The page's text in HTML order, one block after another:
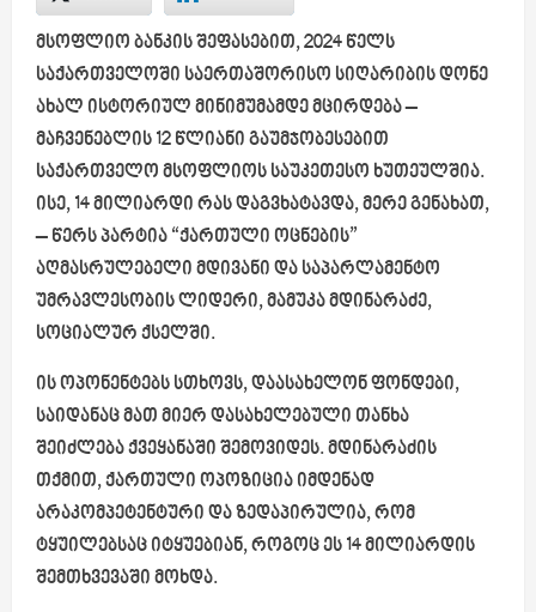
მსოფლიო ბანკის შეფასებით, 2024 წელს
საქართველოში საერთაშორისო სიღარიბის დონე
ახალ ისტორიულ მინიმუმამდე მცირდება –
მაჩვენებლის 12 წლიანი გაუმჯობესებით
საქართველო მსოფლიოს საუკეთესო ხუთეულშია.
ისე, 14 მილიარდი რას დაგვხატავდა, მერე გენახათ,
– წერს პარტია “ქართული ოცნების”
აღმასრულებელი მდივანი და საპარლამენტო
უმრავლესობის ლიდერი, მამუკა მდინარაძე,
სოციალურ ქსელში.
ის ოპონენტებს სთხოვს, დაასახელონ ფონდები,
საიდანაც მათ მიერ დასახელებული თანხა
შეიძლება ქვეყანაში შემოვიდეს. მდინარაძის
თქმით, ქართული ოპოზიცია იმდენად
არაკომპეტენტური და ზედაპირულია, რომ
ტყუილებსაც იტყუებიან, როგოც ეს 14 მილიარდის
შემთხვევაში მოხდა.